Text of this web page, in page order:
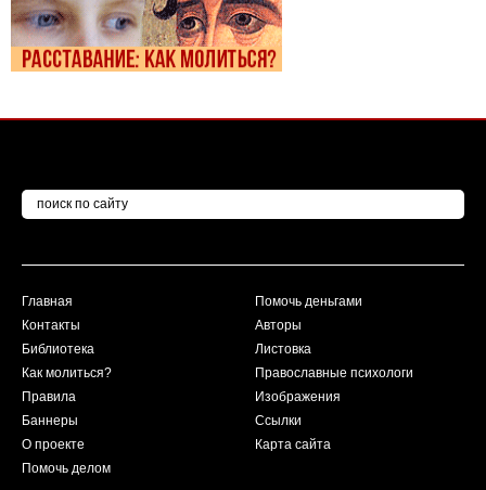
Главная
Контакты
Библиотека
Как молиться?
Правила
Баннеры
О проекте
Помочь делом
Помочь деньгами
Авторы
Листовка
Православные психологи
Изображения
Ссылки
Карта сайта